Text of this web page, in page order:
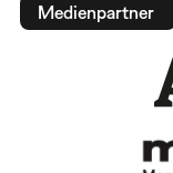
Medienpartner